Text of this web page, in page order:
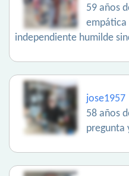
59 años
empática
independiente humilde
jose1957
58 años
pregunta